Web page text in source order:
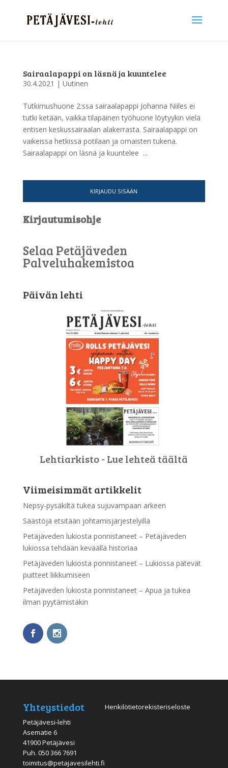
Sairaalapappi on läsnä ja kuuntelee
30.4.2021 | Uutinen
Tutkimushuone 2:ssa sairaalapappi Johanna Niiles ei
tutki ketään, vaikka tilapäinen työhuone löytyykin vielä
entisen keskussairaalan alakerrasta. Sairaalapappi on
vaikeissa hetkissä potilaan ja omaisten tukena.
Sairaalapappi on läsnä ja kuuntelee ...
KIRJAUDU SISÄÄN
Kirjautumisohje
Selaa Petäjäveden
Palveluhakemistoa
Päivän lehti
Lehtiarkisto - Lue lehteä täältä
Viimeisimmät artikkelit
Nepsy-pysäkiltä tukea sujuvampaan arkeen
Säästöjä etsitään johtamisjärjestelyillä
Petäjäveden lukiosta ponnistaneet – Petäjäveden
lukiossa tehdään keväällä historiaa
Petäjäveden lukiosta ponnistaneet – Lukiossa pätevät
puitteet liikkumiseen
Petäjäveden lukiosta ponnistaneet – Apua ja tukea
ilman pyytämistäkin
Yhteystiedot
Petäjävesi-lehti
Asematie 6
41900 Petäjävesi
Puh. 050 366 7691
toimitus@petajavesilehti.fi
Henkilötietorekisteriseloste